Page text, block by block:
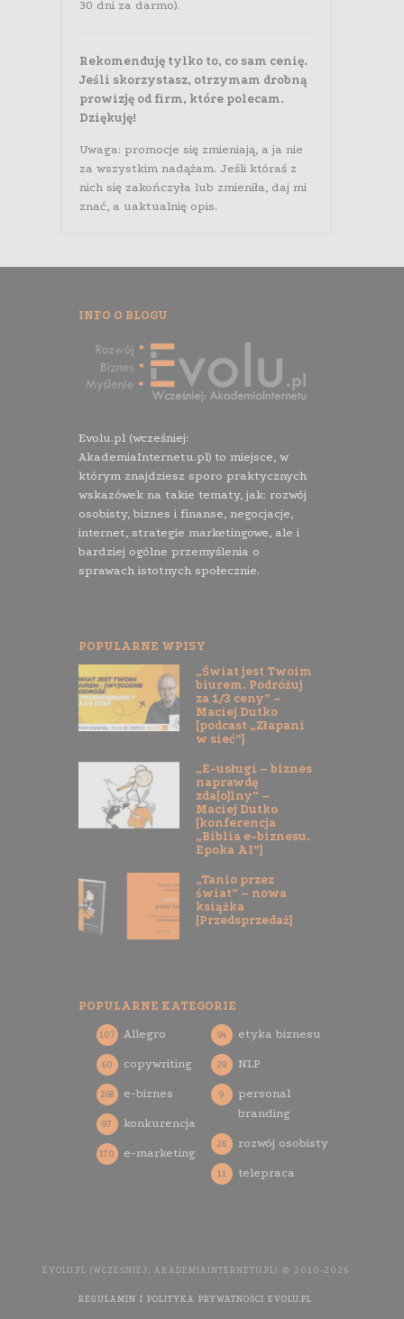
30 dni za darmo).
Rekomenduję tylko to, co sam cenię.
Jeśli skorzystasz, otrzymam drobną
prowizję od firm, które polecam.
Dziękuję!
Uwaga: promocje się zmieniają, a ja nie
za wszystkim nadążam. Jeśli któraś z
nich się zakończyła lub zmieniła, daj mi
znać, a uaktualnię opis.
INFO O BLOGU
Evolu.pl (wcześniej:
AkademiaInternetu.pl) to miejsce, w
którym znajdziesz sporo praktycznych
wskazówek na takie tematy, jak: rozwój
osobisty, biznes i finanse, negocjacje,
internet, strategie marketingowe, ale i
bardziej ogólne przemyślenia o
sprawach istotnych społecznie.
POPULARNE WPISY
„Świat jest Twoim
biurem. Podróżuj
za 1/3 ceny” –
Maciej Dutko
[podcast „Złapani
w sieć”]
„E-usługi – biznes
naprawdę
zda[o]lny” –
Maciej Dutko
[konferencja
„Biblia e-biznesu.
Epoka AI”]
„Tanio przez
świat” – nowa
książka
[Przedsprzedaż]
POPULARNE KATEGORIE
Allegro
107
copywriting
60
e-biznes
268
konkurencja
97
e-marketing
170
etyka biznesu
94
NLP
29
personal
branding
9
rozwój osobisty
26
telepraca
11
EVOLU.PL (WCZEŚNIEJ: AKADEMIAINTERNETU.PL) © 2010-2026
REGULAMIN I POLITYKA PRYWATNOŚCI EVOLU.PL